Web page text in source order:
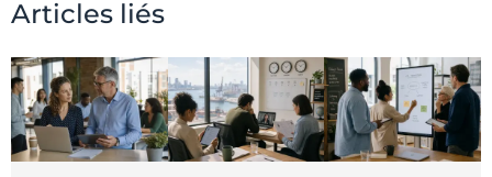
Articles liés